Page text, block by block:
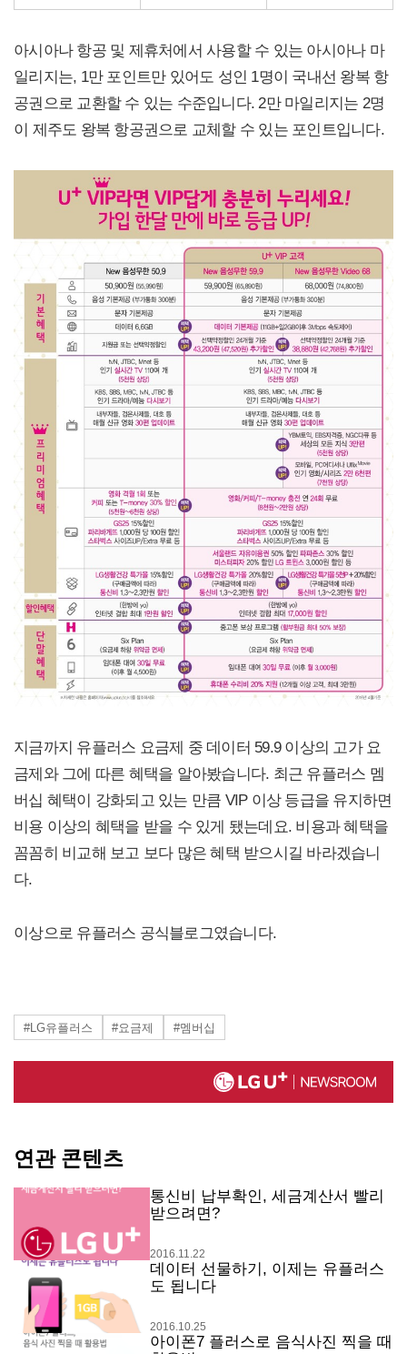
아시아나 항공 및 제휴처에서 사용할 수 있는 아시아나 마
일리지는, 1만 포인트만 있어도 성인 1명이 국내선 왕복 항
공권으로 교환할 수 있는 수준입니다. 2만 마일리지는 2명
이 제주도 왕복 항공권으로 교체할 수 있는 포인트입니다.
지금까지 유플러스 요금제 중 데이터 59.9 이상의 고가 요
금제와 그에 따른 혜택을 알아봤습니다. 최근 유플러스 멤
버십 혜택이 강화되고 있는 만큼 VIP 이상 등급을 유지하면
비용 이상의 혜택을 받을 수 있게 됐는데요. 비용과 혜택을
꼼꼼히 비교해 보고 보다 많은 혜택 받으시길 바라겠습니
다.
이상으로 유플러스 공식블로그였습니다.
#LG유플러스 #요금제 #멤버십
연관 콘텐츠
통신비 납부확인, 세금계산서 빨리
받으려면?
2016.11.22
데이터 선물하기, 이제는 유플러스
도 됩니다
2016.10.25
아이폰7 플러스로 음식사진 찍을 때